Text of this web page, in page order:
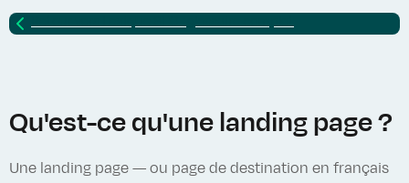
Qu'est-ce qu'une landing page ?
Une landing page — ou page de destination en français